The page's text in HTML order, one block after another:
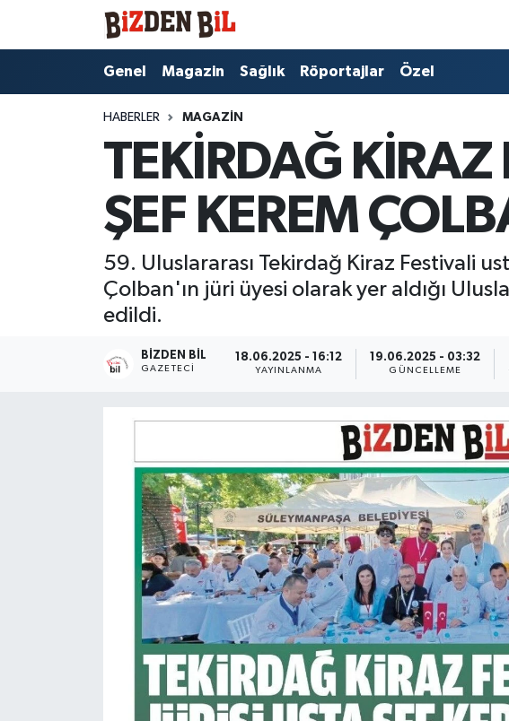
Genel Magazin Sağlık Röportajlar Özel
HABERLER MAGAZIN
TEKİRDAĞ KİRAZ
ŞEF KEREM
59. Uluslararası Tekirdağ Kiraz Festivali
Çolban'ın jüri üyesi olarak yer aldığı
edildi.
BIZDEN BIL
GAZETECI
18.06.2025 - 16:12
YAYINLANMA
19.06.2025 - 03:32
GÜNCELLEME
Hava Durumu
Trafik Durumu
Süper Lig Puan Durumu ve Fikstür
Tüm Manşetler
Haber Arşivi